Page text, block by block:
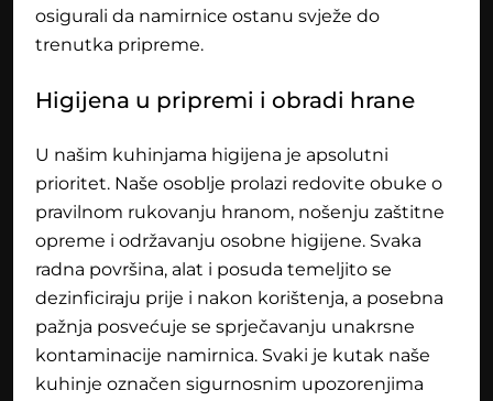
osigurali da namirnice ostanu svježe do
trenutka pripreme.
Higijena u pripremi i obradi hrane
U našim kuhinjama higijena je apsolutni
prioritet. Naše osoblje prolazi redovite obuke o
pravilnom rukovanju hranom, nošenju zaštitne
opreme i održavanju osobne higijene. Svaka
radna površina, alat i posuda temeljito se
dezinficiraju prije i nakon korištenja, a posebna
pažnja posvećuje se sprječavanju unakrsne
kontaminacije namirnica. Svaki je kutak naše
kuhinje označen sigurnosnim upozorenjima